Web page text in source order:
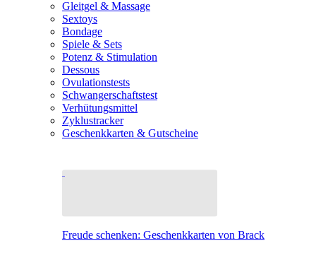
Gleitgel & Massage
Sextoys
Bondage
Spiele & Sets
Potenz & Stimulation
Dessous
Ovulationstests
Schwangerschaftstest
Verhütungsmittel
Zyklustracker
Geschenkkarten & Gutscheine
Freude schenken: Geschenkkarten von Brack